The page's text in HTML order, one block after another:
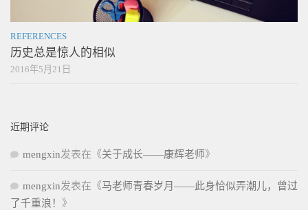
REFERENCES
历史总是惊人的相似
2016年5月21日
近期评论
mengxin发表在《关于成长——康辉老师》
mengxin发表在《马老师青春岁月——此身恰似弄潮儿，曾过
了千重浪！ 》